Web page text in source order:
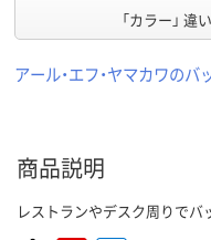
「カラー」 違
アール・エフ・ヤマカワの
商品説明
レストランやデスク周りでバ